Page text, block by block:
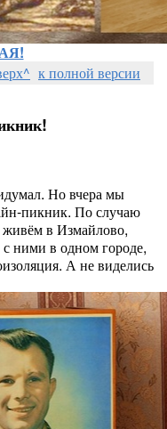
к полной версии
Но вчера мы
пикник. По случаю
в Измайлово,
ними в одном городе,
А не виделись